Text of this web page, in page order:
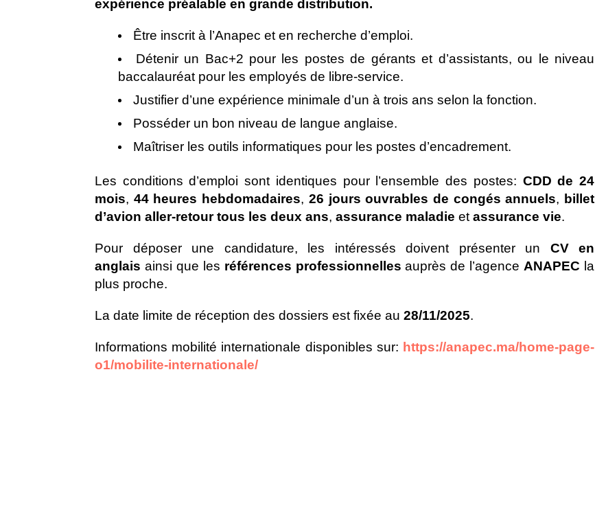
expérience préalable en grande distribution.
Être inscrit à l’Anapec et en recherche d’emploi.
Détenir un Bac+2 pour les postes de gérants et d’assistants, ou le niveau
baccalauréat pour les employés de libre-service.
Justifier d’une expérience minimale d’un à trois ans selon la fonction.
Posséder un bon niveau de langue anglaise.
Maîtriser les outils informatiques pour les postes d’encadrement.
Les conditions d’emploi sont identiques pour l’ensemble des postes: CDD de 24
mois, 44 heures hebdomadaires, 26 jours ouvrables de congés annuels, billet
d’avion aller-retour tous les deux ans, assurance maladie et assurance vie.
Pour déposer une candidature, les intéressés doivent présenter un CV en
anglais ainsi que les références professionnelles auprès de l’agence ANAPEC la
plus proche.
La date limite de réception des dossiers est fixée au 28/11/2025.
Informations mobilité internationale disponibles sur: https://anapec.ma/home-page-
o1/mobilite-internationale/